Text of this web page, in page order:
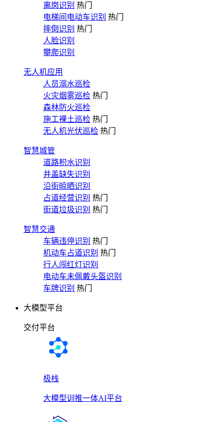
离岗识别 热门
电梯间电动车识别 热门
摔倒识别 热门
人脸识别
攀爬识别
无人机应用
人员溺水巡检
火灾烟雾巡检 热门
森林防火巡检
施工裸土巡检 热门
无人机光伏巡检 热门
智慧城管
道路积水识别
井盖缺失识别
沿街晾晒识别
占道经营识别 热门
街道垃圾识别 热门
智慧交通
车辆违停识别 热门
机动车占道识别 热门
行人闯红灯识别
电动车未佩戴头盔识别
车牌识别 热门
大模型平台
交付平台
极栈
大模型训推一体AI平台